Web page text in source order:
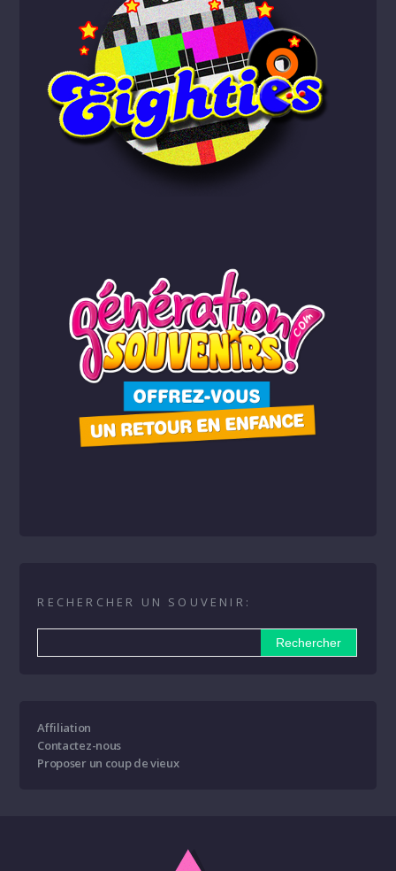
RECHERCHER UN SOUVENIR:
Affiliation
Contactez-nous
Proposer un coup de vieux